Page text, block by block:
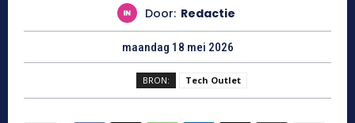
Door: Redactie
maandag 18 mei 2026
BRON: Tech Outlet